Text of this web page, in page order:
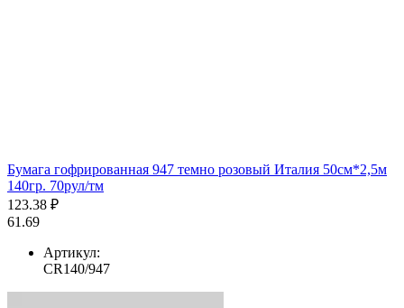
Бумага гофрированная 947 темно розовый Италия 50см*2,5м
140гр. 70рул/тм
123.38 ₽
61.69
Артикул:
CR140/947